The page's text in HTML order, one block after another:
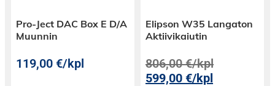
Pro-Ject DAC Box E D/A
Muunnin
119,00€/kpl
Elipson W35 Langaton
Aktiivikaiutin
806,00€/kpl
599,00€/kpl